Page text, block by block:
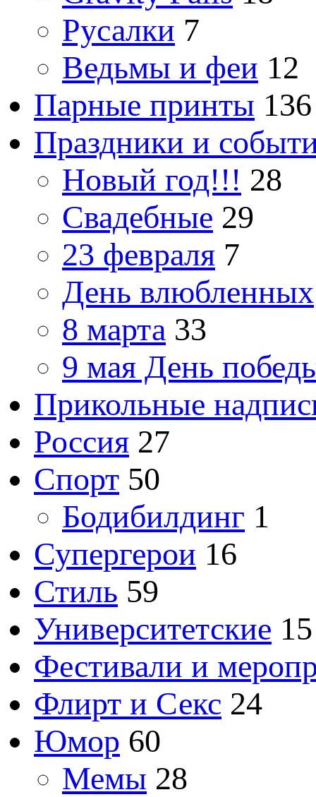
Русалки 7
Ведьмы и феи 12
Парные принты 136
Праздники и
Новый год!!! 28
Свадебные 29
23 февраля 7
День влюбленных
8 марта 33
9 мая День
Прикольные
Россия 27
Спорт 50
Бодибилдинг 1
Супергерои 16
Стиль 59
Университетские 15
Фестивали и
Флирт и Секс 24
Юмор 60
Мемы 28